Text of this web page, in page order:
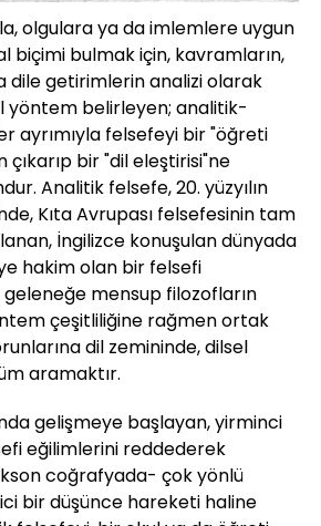
olgulara ya da imlemlere uygun
biçimi bulmak için, kavramların,
dile getirimlerin analizi olarak
yöntem belirleyen; analitik-
ayrımıyla felsefeyi bir "öğreti
bir "dil eleştirisi"ne
Analitik felsefe, 20. yüzyılın
Kıta Avrupası felsefesinin tam
İngilizce konuşulan dünyada
hakim olan bir felsefi
geleneğe mensup filozofların
çeşitliliğine rağmen ortak
dil zemininde, dilsel
aramaktır.
gelişmeye başlayan, yirminci
eğilimlerini reddederek
coğrafyada- çok yönlü
bir düşünce hareketi haline